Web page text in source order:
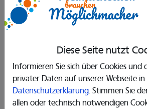
Diese Seite nutzt
Informieren Sie sich über Cookies und
privater Daten auf unserer Webseite in
Datenschutzerklärung. Stimmen Sie
allen oder technisch notwendigen
Infos
Kategorie
: Umwelt